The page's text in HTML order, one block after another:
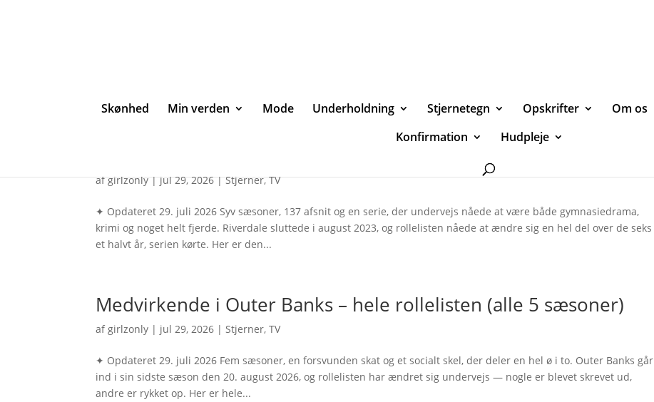
Skønhed Min verden Mode Underholdning Stjernetegn Opskrifter Om os
Konfirmation
Hudpleje
afgirlzonly|jul 29, 2026|Stjerner,TV
✦ Opdateret 29. juli 2026 Syv sæsoner, 137 afsnit og en serie, der undervejs nåede at være både gymnasiedrama,
krimi og noget helt fjerde. Riverdale sluttede i august 2023, og rollelisten nåede at ændre sig en hel del over de seks
et halvt år, serien kørte. Her er den...
Medvirkende i Outer Banks – hele rollelisten (alle 5 sæsoner)
afgirlzonly | jul 29, 2026 |Stjerner,TV
✦ Opdateret 29. juli 2026 Fem sæsoner, en forsvunden skat og et socialt skel, der deler en hel ø i to. Outer Banks går
ind i sin sidste sæson den 20. august 2026, og rollelisten har ændret sig undervejs — nogle er blevet skrevet ud,
andre er rykket op. Her er hele...